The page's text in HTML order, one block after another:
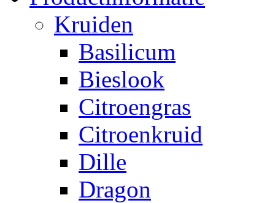
Kruiden
Basilicum
Bieslook
Citroengras
Citroenkruid
Dille
Dragon